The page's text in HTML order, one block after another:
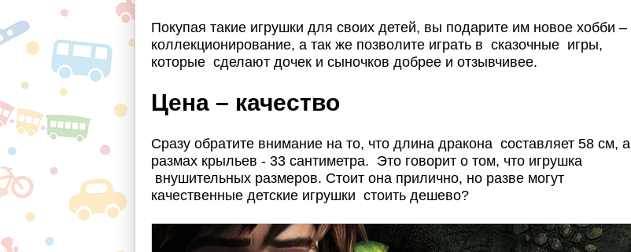
Покупая такие игрушки для своих детей, вы подарите им новое хобби –
коллекционирование, а так же позволите играть в сказочные игры,
которые сделают дочек и сыночков добрее и отзывчивее.
Цена – качество
Сразу обратите внимание на то, что длина дракона составляет 58 см, а
размах крыльев - 33 сантиметра. Это говорит о том, что игрушка
внушительных размеров. Стоит она прилично, но разве могут
качественные детские игрушки стоить дешево?